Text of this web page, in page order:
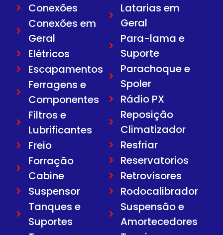
Conexões
Conexões em
Geral
Elétricos
Escapamentos
Ferragens e
Componentes
Filtros e
Lubrificantes
Freio
Forração
Cabine
Suspensor
Tanques e
Suportes
Latarias em
Geral
Para-lama e
Suporte
Parachoque e
Spoler
Rádio PX
Reposição
Climatizador
Resfriar
Reservatorios
Retrovisores
Rodocalibrador
Suspensão e
Amortecedores